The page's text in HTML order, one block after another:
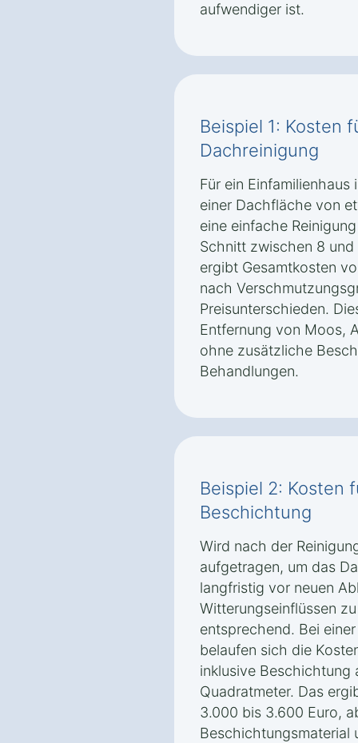
aufwendiger ist.
Beispiel 1: Kosten
Dachreinigung
Für ein
einer Dachfläche von
eine einfache
Schnitt zwischen 8 und
ergibt Gesamtkosten
nach
Preisunterschieden.
Entfernung von Moos,
ohne zusätzliche
Behandlungen.
Beispiel 2: Kosten
Beschichtung
Wird nach der
aufgetragen, um das
langfristig vor neuen
Witterungseinflüssen
entsprechend. Bei
belaufen sich die
inklusive
Quadratmeter. Das
3.000 bis 3.600 Euro,
Beschichtungsmaterial